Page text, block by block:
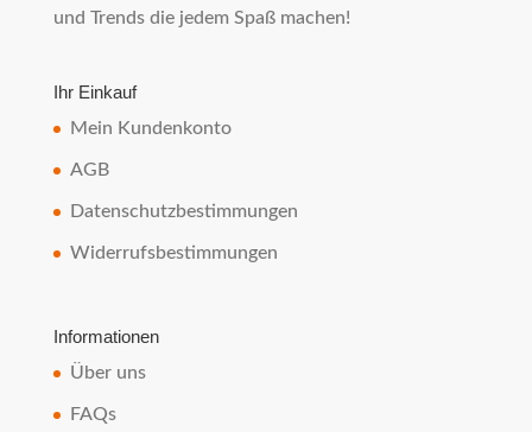
und Trends die jedem Spaß machen!
Ihr Einkauf
Mein Kundenkonto
AGB
Datenschutzbestimmungen
Widerrufsbestimmungen
Informationen
Über uns
FAQs